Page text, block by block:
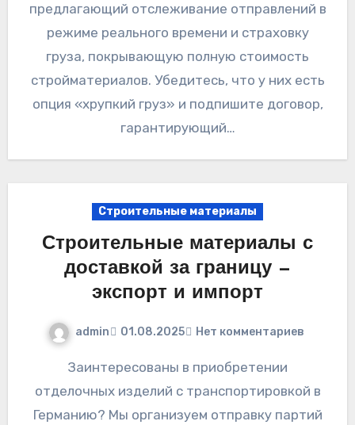
предлагающий отслеживание отправлений в
режиме реального времени и страховку
груза, покрывающую полную стоимость
стройматериалов. Убедитесь, что у них есть
опция «хрупкий груз» и подпишите договор,
гарантирующий…
Строительные материалы
Строительные материалы с
доставкой за границу —
экспорт и импорт
admin 01.08.2025 Нет комментариев
Заинтересованы в приобретении
отделочных изделий с транспортировкой в
Германию? Мы организуем отправку партий